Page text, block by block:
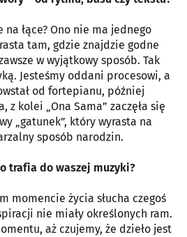
na łące? Ono nie ma jednego
tam, gdzie znajdzie godne
w wyjątkowy sposób. Tak
Jesteśmy oddani procesowi, a
od fortepianu, później
z kolei „Ona Sama” zaczęła się
„gatunek”, który wyrasta na
sposób narodzin.
trafia do waszej muzyki?
momencie życia słucha czegoś
nie miały określonych ram.
aż czujemy, że dzieło jest